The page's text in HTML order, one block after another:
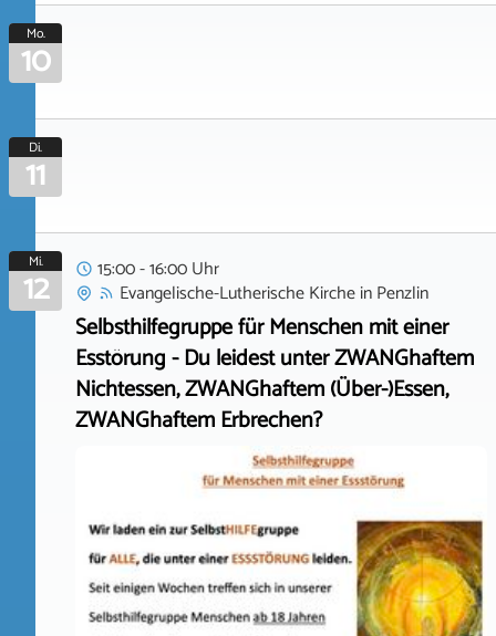
Mo.
10
Di.
11
Mi.
12
15:00 - 16:00 Uhr
Evangelische-Lutherische KircheinPenzlin
Selbsthilfegruppe für Menschen mit einer
Esstörung - Du leidest unter ZWANGhaftem
Nichtessen, ZWANGhaftem (Über-)Essen,
ZWANGhaftem Erbrechen?